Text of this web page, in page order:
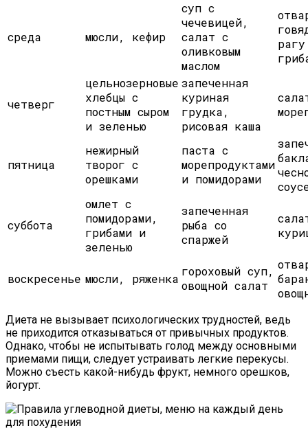
среда мюсли, кефир
суп с
чечевицей,
салат с
оливковым
маслом
четверг
цельнозерновые
хлебцы с
постным сыром
и зеленью
запеченная
куриная
грудка,
рисовая каша
пятница
нежирный
творог с
орешками
паста с
морепродуктами
и помидорами
суббота
омлет с
помидорами,
грибами и
зеленью
запеченная
рыба со
спаржей
воскресенье мюсли, ряженка
гороховый суп,
овощной салат
Диета не вызывает психологических трудностей, ведь
не приходится отказываться от привычных продуктов.
Однако, чтобы не испытывать голод между основными
приемами пищи, следует устраивать легкие перекусы.
Можно съесть какой-нибудь фрукт, немного орешков,
йогурт.